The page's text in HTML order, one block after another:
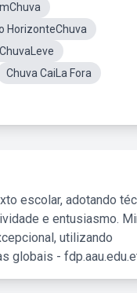
HorizonteChuva
ChuvaLeve
Chuva CaiLa Fora
escolar, adotando
e entusiasmo.
utilizando
globais -